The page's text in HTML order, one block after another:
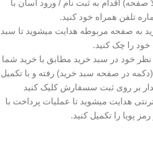
صفحه) اقدام به ثبت نام / ورود آسان با
تلفن همراه خود کنید.
به صفحه مربوطه هدایت میشوید تا سبد
خود را چک کنید.
خود در سبد خرید مطابق با خرید شما
در صفحه سبد خرید) رفته و با تکمیل
بر روی ثبت سسفارش کلیک کنید
هدایت میشوید تا عملیات پرداخت با
پویا را تکمیل کنید.